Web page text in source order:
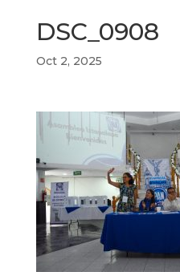
DSC_0908
Oct 2, 2025